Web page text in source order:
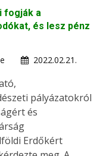
fogják a
és lesz pénz
2022.02.21.
pályázatokról
és
Erdőkért